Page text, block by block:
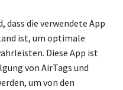
dass die verwendete App
ist, um optimale
Diese App ist
von AirTags und
um von den